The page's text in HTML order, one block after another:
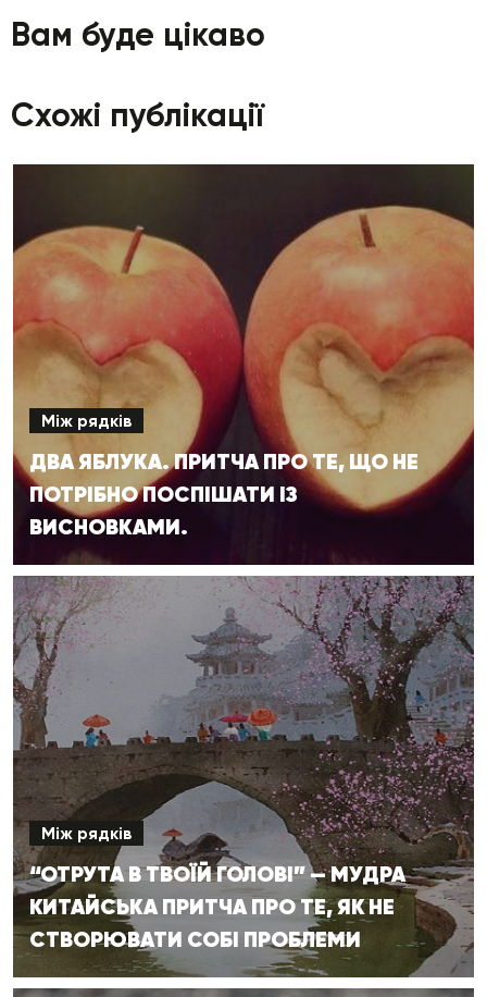
Вам буде цікаво
Схожі публікації
Між рядків
ДВА ЯБЛУКА. ПРИТЧА ПРО ТЕ, ЩО НЕ
ПОТРІБНО ПОСПІШАТИ ІЗ
ВИСНОВКАМИ.
Між рядків
“ОТРУТА В ТВОЇЙ ГОЛОВІ” — МУДРА
КИТАЙСЬКА ПРИТЧА ПРО ТЕ, ЯК НЕ
СТВОРЮВАТИ СОБІ ПРОБЛЕМИ